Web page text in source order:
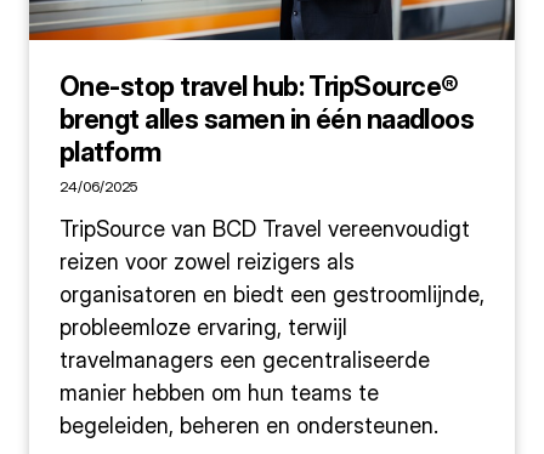
One-stop travel hub: TripSource®
brengt alles samen in één naadloos
platform
24/06/2025
TripSource van BCD Travel vereenvoudigt
reizen voor zowel reizigers als
organisatoren en biedt een gestroomlijnde,
probleemloze ervaring, terwijl
travelmanagers een gecentraliseerde
manier hebben om hun teams te
begeleiden, beheren en ondersteunen.